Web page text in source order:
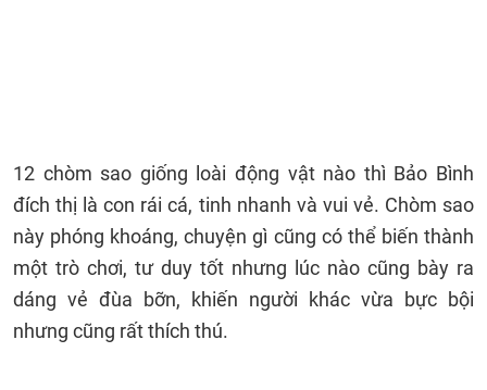
12 chòm sao giống loài động vật nào thì Bảo Bình
đích thị là con rái cá, tinh nhanh và vui vẻ. Chòm sao
này phóng khoáng, chuyện gì cũng có thể biến thành
một trò chơi, tư duy tốt nhưng lúc nào cũng bày ra
dáng vẻ đùa bỡn, khiến người khác vừa bực bội
nhưng cũng rất thích thú.